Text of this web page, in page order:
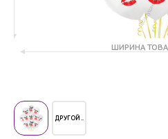
ШИРИНА
ДРУГОЙ..